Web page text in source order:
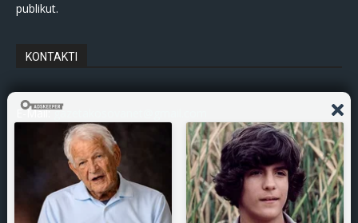
publikut.
KONTAKTI
E-Mail:gazetakosovanet@gmail.com
Tel: +383 45 339 807